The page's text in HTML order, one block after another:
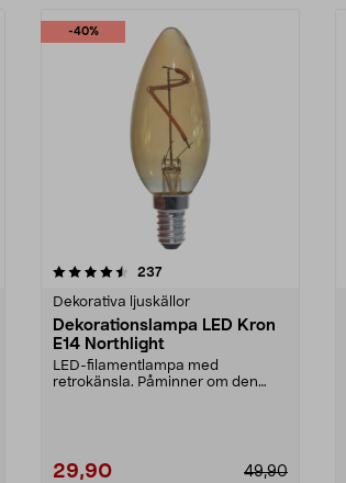
-40%
237recensioner
Dekorativa ljuskällor
Dekorationslampa LED Kron
E14 Northlight
LED-filamentlampa med
retrokänsla. Påminner om den
29,90 49,90
4.5 av 5 stjärnor